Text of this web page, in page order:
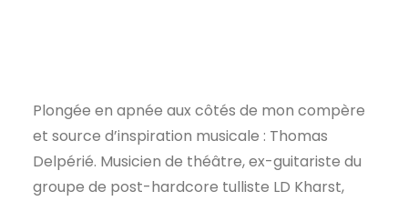
Plongée en apnée aux côtés de mon compère
et source d’inspiration musicale : Thomas
Delpérié. Musicien de théâtre, ex-guitariste du
groupe de post-hardcore tulliste LD Kharst,